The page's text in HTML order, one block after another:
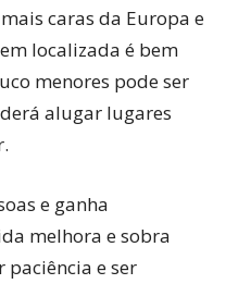
caras da Europa e
localizada é bem
menores pode ser
alugar lugares
e ganha
melhora e sobra
paciência e ser